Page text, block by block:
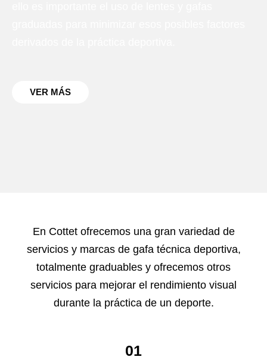
VER MÁS
En Cottet ofrecemos una gran variedad de
servicios y marcas de gafa técnica deportiva,
totalmente graduables y ofrecemos otros
servicios para mejorar el rendimiento visual
durante la práctica de un deporte.
01